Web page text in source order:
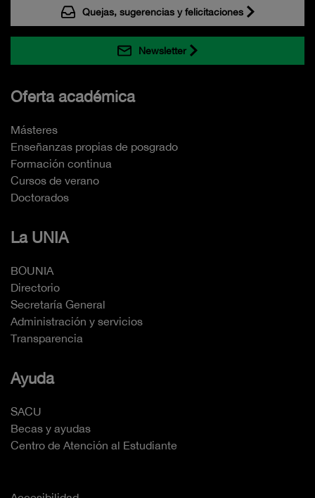
Quejas, sugerencias y felicitaciones
Newsletter
Oferta académica
Másteres
Enseñanzas propias de posgrado
Formación continua
Cursos de verano
Doctorados
La UNIA
BOUNIA
Directorio
Secretaría General
Administración y servicios
Transparencia
Ayuda
SACU
Becas y ayudas
Centro de Atención al Estudiante